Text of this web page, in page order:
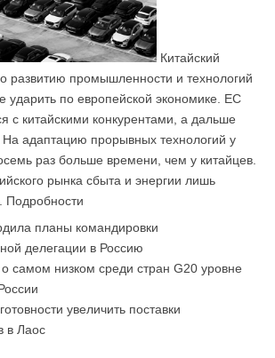
Китайский
развитию промышленности и технологий
ударить по европейской экономике. ЕС
с китайскими конкурентами, а дальше
На адаптацию прорывных технологий у
раз больше времени, чем у китайцев.
рынка сбыта и энергии лишь
Подробности
планы командировки
делегации в Россию
самом низком среди стран G20 уровне
увеличить поставки
в Лаос